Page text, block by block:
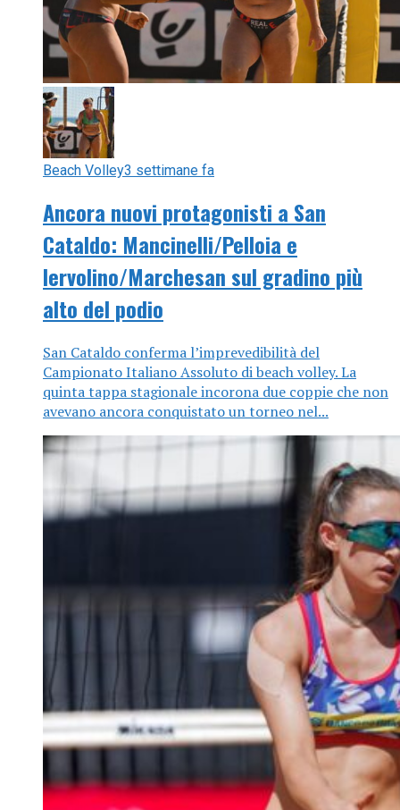
Beach Volley3 settimane fa
Ancora nuovi protagonisti a San
Cataldo: Mancinelli/Pelloia e
Iervolino/Marchesan sul gradino più
alto del podio
San Cataldo conferma l’imprevedibilità del
Campionato Italiano Assoluto di beach volley. La
quinta tappa stagionale incorona due coppie che non
avevano ancora conquistato un torneo nel...